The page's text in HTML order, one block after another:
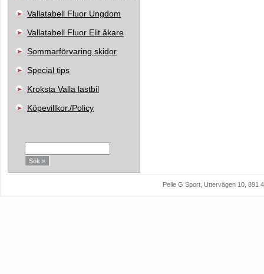
Vallatabell Fluor Ungdom
Vallatabell Fluor Elit åkare
Sommarförvaring skidor
Special tips
Kroksta Valla lastbil
Köpevillkor./Policy
Pelle G Sport, Uttervägen 10, 891